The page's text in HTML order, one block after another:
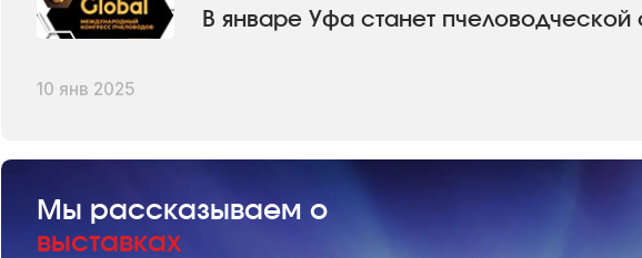
10 янв 2025
В январе Уфа станет пчеловодческой
Мы рассказываем о
выставках